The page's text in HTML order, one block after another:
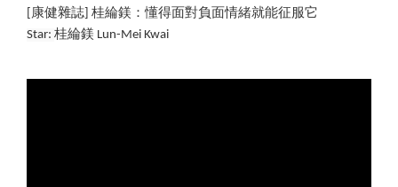
[康健雜誌] 桂綸鎂：懂得面對負面情緒就能征服它
Star: 桂綸鎂 Lun-Mei Kwai